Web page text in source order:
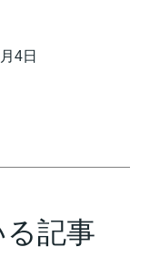
4日
記事